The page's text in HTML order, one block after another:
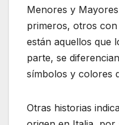
Menores y
primeros, otros
están aquellos que
parte, se
símbolos y colores
Otras historias